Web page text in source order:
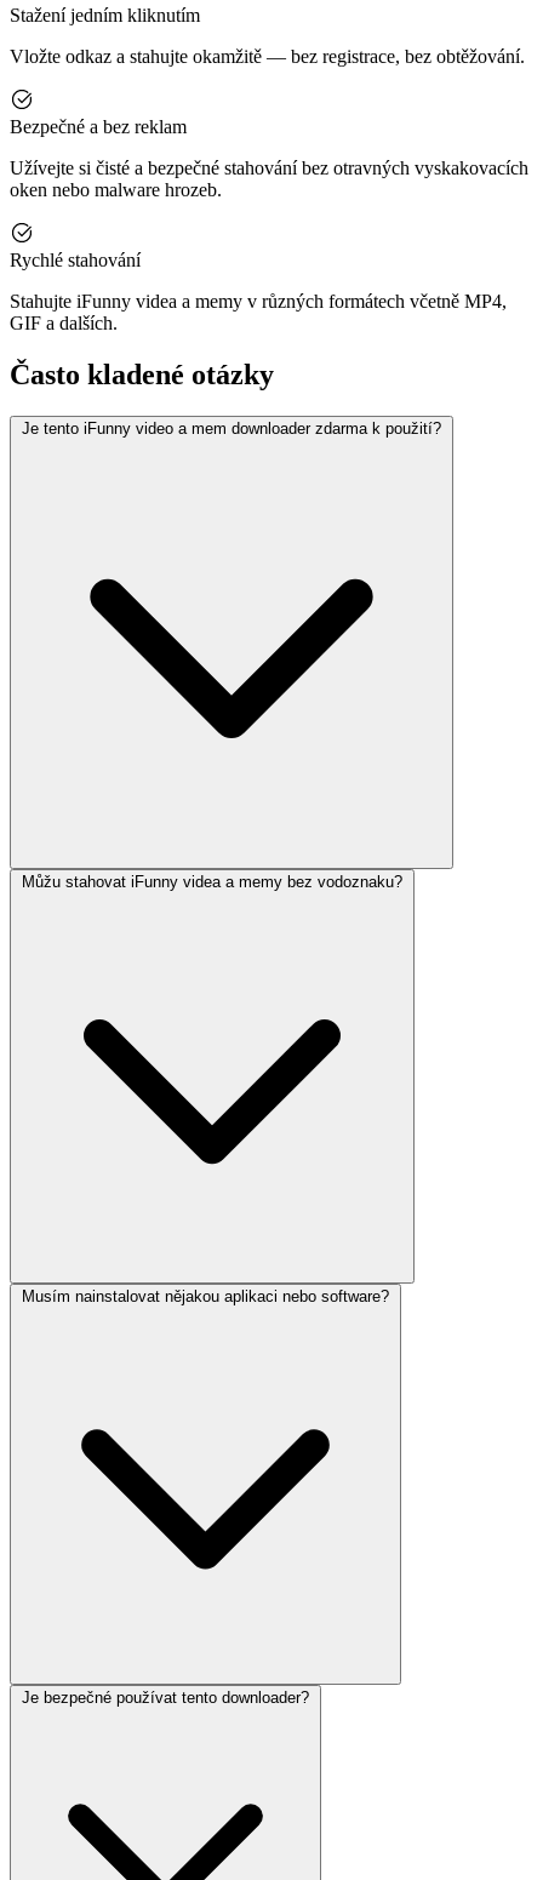
Stažení jedním kliknutím
Vložte odkaz a stahujte okamžitě — bez registrace, bez obtěžování.
Bezpečné a bez reklam
Užívejte si čisté a bezpečné stahování bez otravných vyskakovacích
oken nebo malware hrozeb.
Rychlé stahování
Stahujte iFunny videa a memy v různých formátech včetně MP4,
GIF a dalších.
Často kladené otázky
Je tento iFunny video a mem downloader zdarma k použití?
Můžu stahovat iFunny videa a memy bez vodoznaku?
Musím nainstalovat nějakou aplikaci nebo software?
Je bezpečné používat tento downloader?